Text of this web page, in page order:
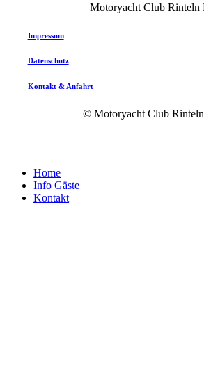
Motoryacht Club Rinteln
Impressum
Datenschutz
Kontakt & Anfahrt
© Motoryacht Club Rinteln
Close
Menu
Home
Info Gäste
Kontakt